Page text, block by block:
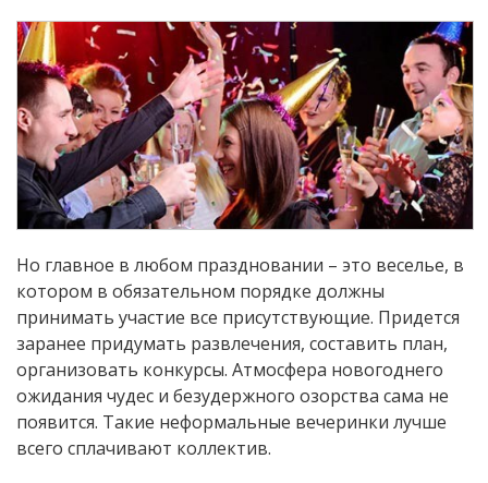
Но главное в любом праздновании – это веселье, в
котором в обязательном порядке должны
принимать участие все присутствующие. Придется
заранее придумать развлечения, составить план,
организовать конкурсы. Атмосфера новогоднего
ожидания чудес и безудержного озорства сама не
появится. Такие неформальные вечеринки лучше
всего сплачивают коллектив.